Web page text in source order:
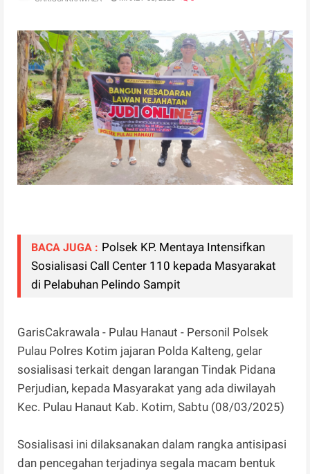
BACA JUGA : Polsek KP. Mentaya Intensifkan
Sosialisasi Call Center 110 kepada Masyarakat
di Pelabuhan Pelindo Sampit
GarisCakrawala - Pulau Hanaut - Personil Polsek
Pulau Polres Kotim jajaran Polda Kalteng, gelar
sosialisasi terkait dengan larangan Tindak Pidana
Perjudian, kepada Masyarakat yang ada diwilayah
Kec. Pulau Hanaut Kab. Kotim, Sabtu (08/03/2025)
Sosialisasi ini dilaksanakan dalam rangka antisipasi
dan pencegahan terjadinya segala macam bentuk